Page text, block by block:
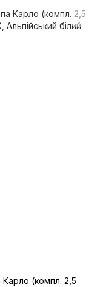
(компл. 2,5